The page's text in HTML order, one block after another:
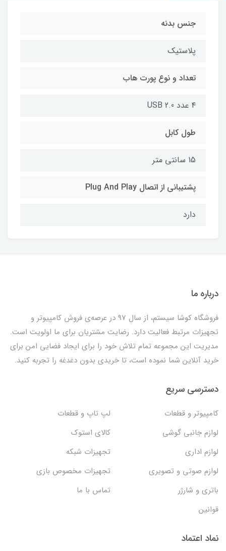
جنس بدنه
پلاستیک
تعداد و نوع پورت هاب
۴ عدد USB 2.0
طول کابل
15 سانتی متر
پشتیبانی از اتصال Plug And Play
دارد
درباره ما
فروشگاه کوشا سیستم، از سال 97 در عرصه‌ی فروش کامپیوتر و
تجهیزات مرتبط فعالیت دارد. رضایت مشتریان برای ما اولویت است.
مدیریت این مجموعه تمام تلاش خود را برای ایجاد فضایی امن برای
خرید آنلاین شما نموده است، تا خریدی بدون دغدغه را تجربه کنید.
دسترسی سریع
کامپیوتر و قطعات
لپ تاپ و قطعات
لوازم جانبی گوشی
کالای استوک
لوازم اداری
تجهیزات شبکه
لوازم صوتی و تصویری
تجهیزات مخصوص بازی
باتری و شارژر
تماس با ما
قوانین
نماد اعتماد